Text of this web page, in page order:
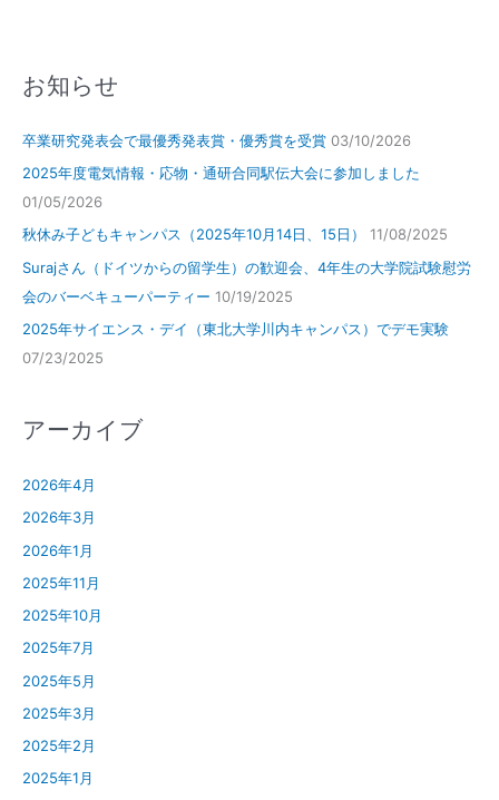
お知らせ
卒業研究発表会で最優秀発表賞・優秀賞を受賞 03/10/2026
2025年度電気情報・応物・通研合同駅伝大会に参加しました
01/05/2026
秋休み子どもキャンパス（2025年10月14日、15日）
11/08/2025
Surajさん（ドイツからの留学生）の歓迎会、4年生の大学院試験慰労
会のバーベキューパーティー 10/19/2025
2025年サイエンス・デイ（東北大学川内キャンパス）でデモ実験
07/23/2025
アーカイブ
2026年4月
2026年3月
2026年1月
2025年11月
2025年10月
2025年7月
2025年5月
2025年3月
2025年2月
2025年1月